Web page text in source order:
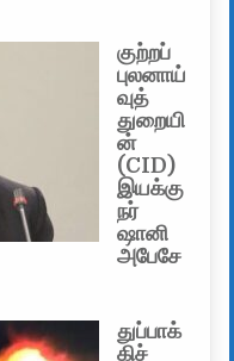
குற்றப்
புலனாய்
வுத்
துறையி
ன்
(CID)
இயக்கு
நர்
ஷானி
அபேசே
துப்பாக்
கிச்